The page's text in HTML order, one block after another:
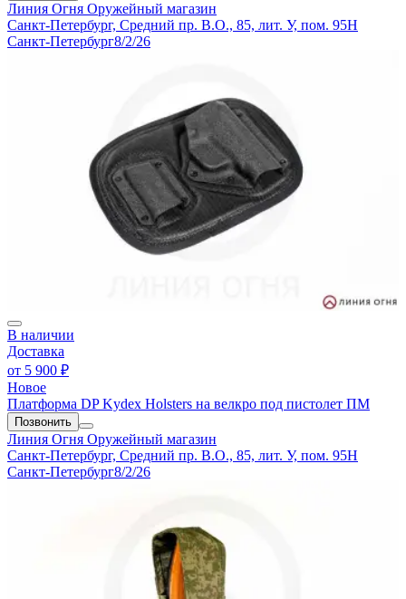
Линия Огня Оружейный магазин
Санкт-Петербург, Средний пр. В.О., 85, лит. У, пом. 95Н
Санкт-Петербург8/2/26
В наличии
Доставка
от 5 900 ₽
Новое
Платформа DP Kydex Holsters на велкро под пистолет ПМ
Позвонить
Линия Огня Оружейный магазин
Санкт-Петербург, Средний пр. В.О., 85, лит. У, пом. 95Н
Санкт-Петербург8/2/26